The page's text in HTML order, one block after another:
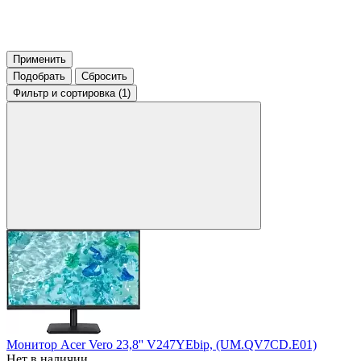
Применить
Подобрать
Сбросить
Фильтр и сортировка (1)
Монитор Acer Vero 23,8'' V247YEbip, (UM.QV7CD.E01)